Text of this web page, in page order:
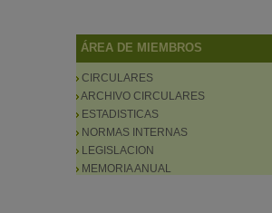
ÁREA DE MIEMBROS
CIRCULARES
ARCHIVO CIRCULARES
ESTADISTICAS
NORMAS INTERNAS
LEGISLACION
MEMORIA ANUAL